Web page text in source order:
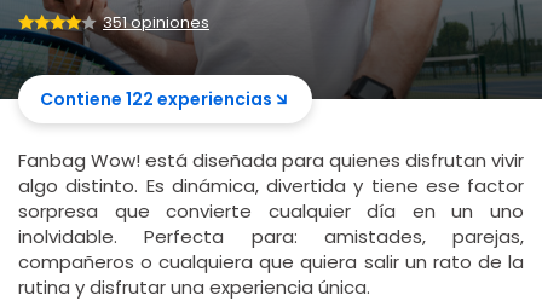
351 opiniones
Contiene 122 experiencias
Fanbag Wow! está diseñada para quienes disfrutan vivir
algo distinto. Es dinámica, divertida y tiene ese factor
sorpresa que convierte cualquier día en un uno
inolvidable. Perfecta para: amistades, parejas,
compañeros o cualquiera que quiera salir un rato de la
rutina y disfrutar una experiencia única.